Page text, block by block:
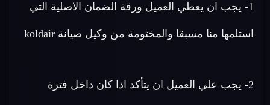
1- يجب ان يعطي العميل ورقة الضمان الاصلية التي
استلمها منا مسبقا والمختومة من وكيل صيانة koldair
2- يجب علي العميل ان يتأكد اذا كان داخل فترة